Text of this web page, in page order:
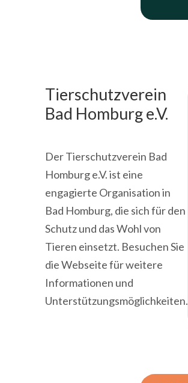
Tierschutzverein
Bad Homburg e.V.
Der Tierschutzverein Bad
Homburg e.V. ist eine
engagierte Organisation in
Bad Homburg, die sich für den
Schutz und das Wohl von
Tieren einsetzt. Besuchen Sie
die Webseite für weitere
Informationen und
Unterstützungsmöglichkeiten.